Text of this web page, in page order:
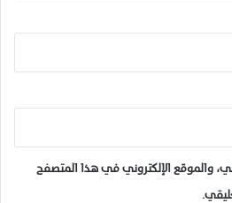
والموقع الإلكتروني في هذا المتصفح